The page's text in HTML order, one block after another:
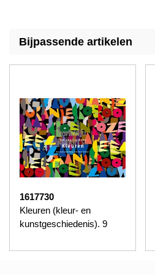
Bijpassende artikelen
1617730
Kleuren (kleur- en
kunstgeschiedenis). 9